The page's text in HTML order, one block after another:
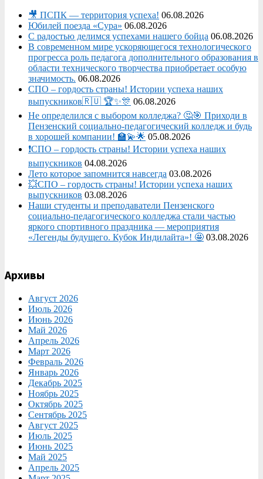
🎥 ПСПК — территория успеха! 06.08.2026
Юбилей поезда «Сура» 06.08.2026
С радостью делимся успехами нашего бойца 06.08.2026
В современном мире ускоряющегося технологического
прогресса роль педагога дополнительного образования в
области технического творчества приобретает особую
значимость. 06.08.2026
СПО – гордость страны! Истории успеха наших
выпускников🇷🇺 🏆✨🎊 06.08.2026
Не определился с выбором колледжа? 🤔🎯 Приходи в
Пензенский социально-педагогический колледж и будь
в хорошей компании! 🏫💫🌟 05.08.2026
❗СПО – гордость страны! Истории успеха наших
выпускников 04.08.2026
Лето которое запомнится навсегда 03.08.2026
💥СПО – гордость страны! Истории успеха наших
выпускников 03.08.2026
Наши студенты и преподаватели Пензенского
социально‑педагогического колледжа стали частью
яркого спортивного праздника — мероприятия
«Легенды будущего. Кубок Индилайта»! 🤩 03.08.2026
Архивы
Август 2026
Июль 2026
Июнь 2026
Май 2026
Апрель 2026
Март 2026
Февраль 2026
Январь 2026
Декабрь 2025
Ноябрь 2025
Октябрь 2025
Сентябрь 2025
Август 2025
Июль 2025
Июнь 2025
Май 2025
Апрель 2025